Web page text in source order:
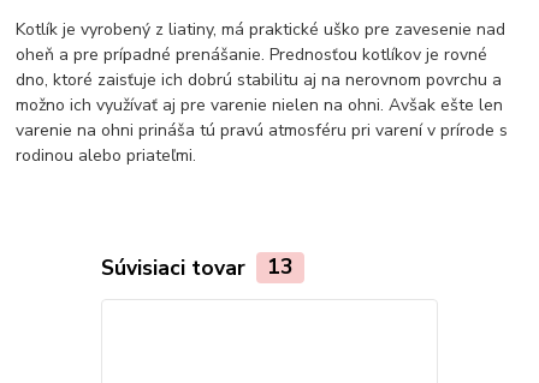
Kotlík je vyrobený z liatiny, má praktické uško pre zavesenie nad
oheň a pre prípadné prenášanie. Prednosťou kotlíkov je rovné
dno, ktoré zaisťuje ich dobrú stabilitu aj na nerovnom povrchu a
možno ich využívať aj pre varenie nielen na ohni. Avšak ešte len
varenie na ohni prináša tú pravú atmosféru pri varení v prírode s
rodinou alebo priateľmi.
Súvisiaci tovar 13